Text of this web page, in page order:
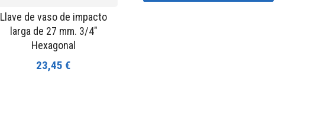
Llave de vaso de impacto
larga de 27 mm. 3/4"
Hexagonal
23,45 €